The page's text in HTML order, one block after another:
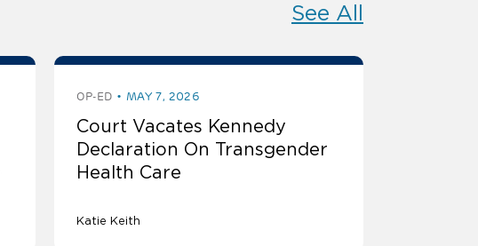
See All
OP-ED MAY 7, 2026
Court Vacates Kennedy
Declaration On Transgender
Health Care
Katie Keith